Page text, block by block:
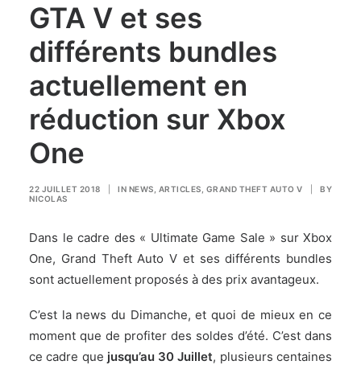
GTA V et ses
différents bundles
actuellement en
réduction sur Xbox
One
22 JUILLET 2018 IN NEWS ARTICLES GRAND THEFT AUTO V
BY
NICOLAS
Dans le cadre des « Ultimate Game Sale » sur Xbox
One, Grand Theft Auto V et ses différents bundles
sont actuellement proposés à des prix avantageux.
C’est la news du Dimanche, et quoi de mieux en ce
moment que de profiter des soldes d’été. C’est dans
ce cadre que jusqu’au 30 Juillet, plusieurs centaines